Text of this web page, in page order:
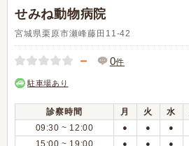
せみね動物病院
宮城県栗原市瀬峰藤田11-42
－ 0件
駐車場あり
診察時間 月 火 水
09:30 ~ 12:00
● ● ●
15:00 ~ 19:00 ● ● ●